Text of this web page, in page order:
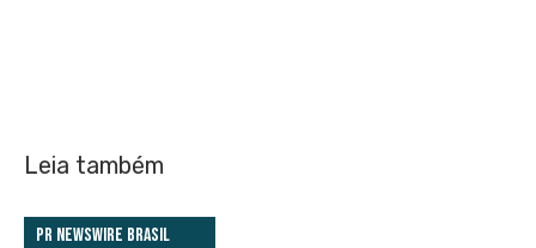
Leia também
PR Newswire Brasil